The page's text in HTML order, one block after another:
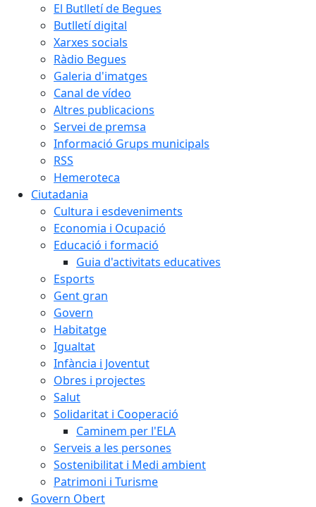
El Butlletí de Begues
Butlletí digital
Xarxes socials
Ràdio Begues
Galeria d'imatges
Canal de vídeo
Altres publicacions
Servei de premsa
Informació Grups municipals
RSS
Hemeroteca
Ciutadania
Cultura i esdeveniments
Economia i Ocupació
Educació i formació
Guia d'activitats educatives
Esports
Gent gran
Govern
Habitatge
Igualtat
Infància i Joventut
Obres i projectes
Salut
Solidaritat i Cooperació
Caminem per l'ELA
Serveis a les persones
Sostenibilitat i Medi ambient
Patrimoni i Turisme
Govern Obert